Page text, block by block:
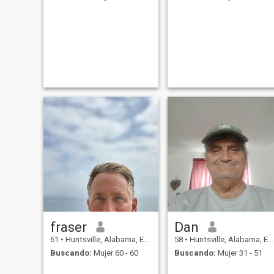
fraser
61 • Huntsville, Alabama, Estados Unidos
Buscando: Mujer 60 - 60
Dan
58 • Huntsville, Alabama, Estados Unidos
Buscando: Mujer 31 - 51